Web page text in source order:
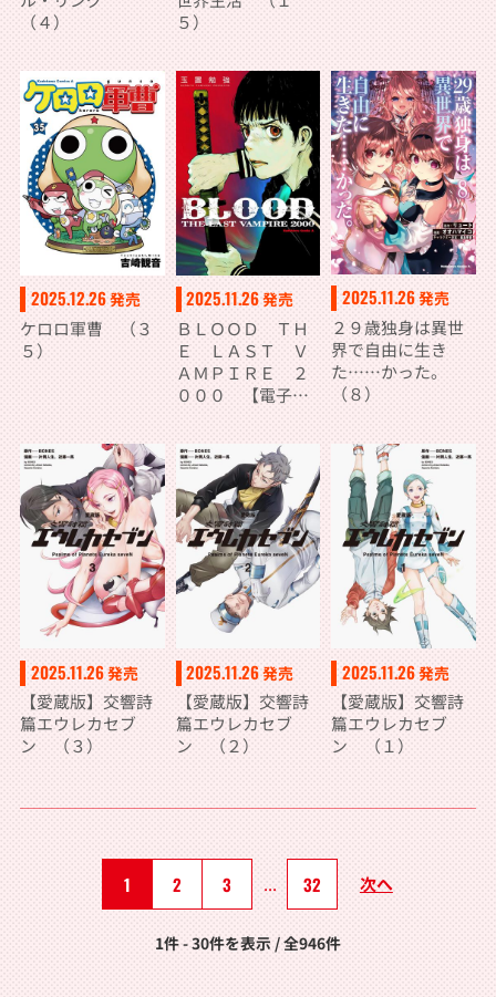
（４）
５）
2025.12.26発売
ケロロ軍曹 （３
５）
2025.11.26発売
ＢＬＯＯＤ ＴＨ
Ｅ ＬＡＳＴ Ｖ
ＡＭＰＩＲＥ ２
０００ 【電子
2025.11.26発売
２９歳独身は異世
界で自由に生き
た……かった。
（８）
2025.11.26発売
【愛蔵版】交響詩
篇エウレカセブ
ン （３）
2025.11.26発売
【愛蔵版】交響詩
篇エウレカセブ
ン （２）
2025.11.26発売
【愛蔵版】交響詩
篇エウレカセブ
ン （１）
1 2 3 ... 32 次へ
1件 - 30件を表示 / 全946件